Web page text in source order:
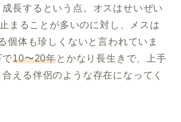
長するという点。オスはせいぜい
まることが多いのに対し、メスは
個体も珍しくないと言われていま
で10〜20年とかなり長生きで、上手
える伴侶のような存在になってく